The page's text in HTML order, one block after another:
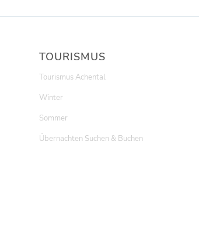
TOURISMUS
Tourismus Achental
Winter
Sommer
Übernachten Suchen & Buchen